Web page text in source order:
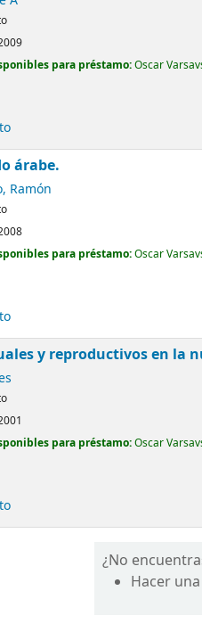
para préstamo:Oscar
árabe.
Ramón
para préstamo:Oscar
y reproductivos en la
para préstamo:Oscar
¿No
Hacer